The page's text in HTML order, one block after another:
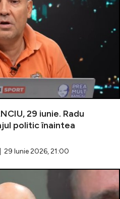
29 iunie. Radu
politic înaintea
Iunie 2026, 21:00